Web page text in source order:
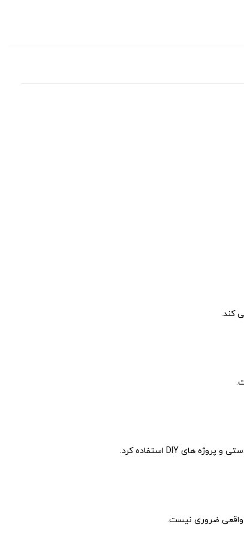
واقعی ضروری نیست.